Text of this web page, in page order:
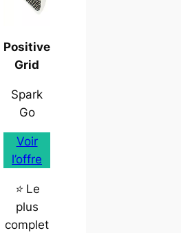
Positive
Grid
Spark
Go
Voir
l’offre
⭐ Le
plus
complet